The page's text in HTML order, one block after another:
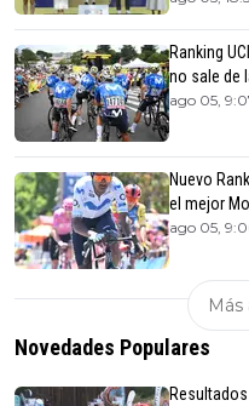
Ranking
no sale de
ago 05,
Nuevo
el mejor
ago 05,
Novedades Populares